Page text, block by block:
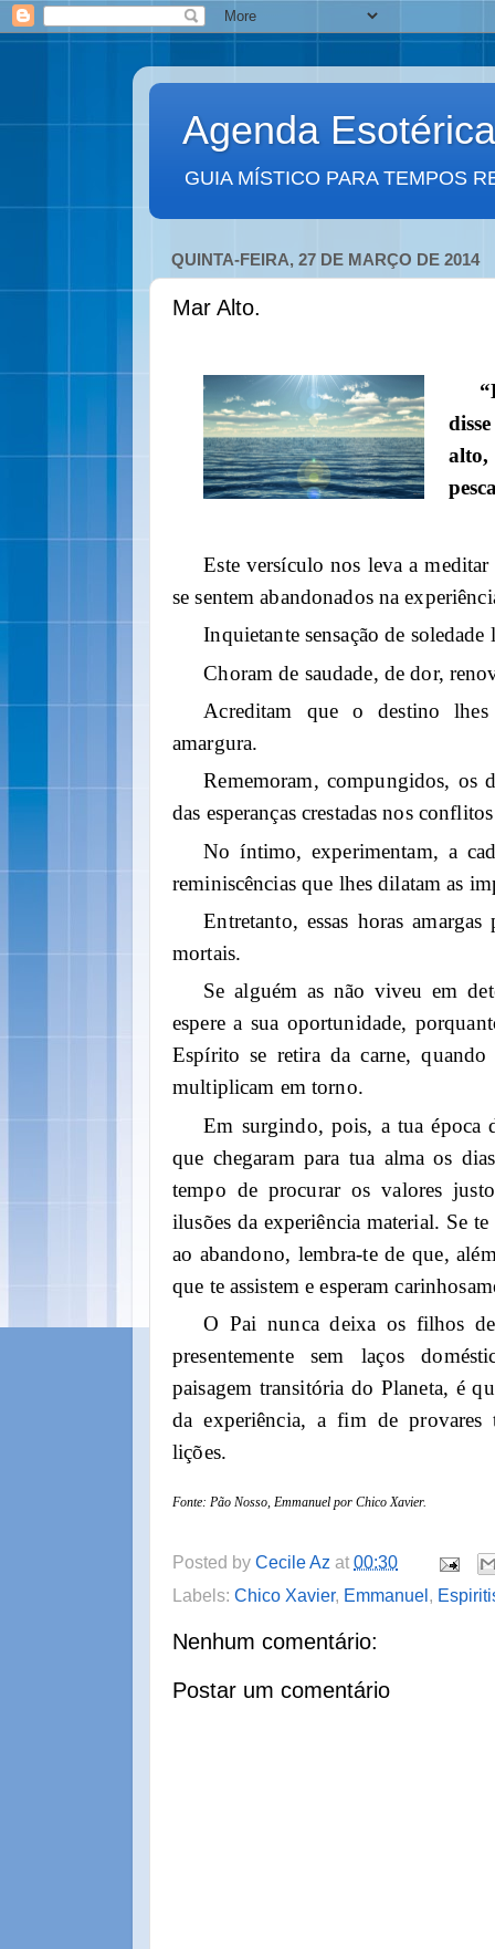
Agenda Esotérica
GUIA MÍSTICO PARA TEMPOS
QUINTA-FEIRA, 27 DE MARÇO DE 2014
Mar Alto.
alto,
Este versículo nos leva a
se sentem abandonados na
Inquietante sensação de soledade
Choram de saudade, de dor,
Acreditam que o destino
amargura.
Rememoram, compungidos, os
das esperanças crestadas nos
No íntimo, experimentam, a
reminiscências que lhes dilatam as
Entretanto, essas horas
mortais.
Se alguém as não viveu em
espere a sua oportunidade,
Espírito se retira da carne,
multiplicam em torno.
Em surgindo, pois, a tua época
que chegaram para tua alma os
tempo de procurar os valores
ilusões da experiência material. Se
ao abandono, lembra-te de que,
que te assistem e esperam
O Pai nunca deixa os filhos
presentemente sem laços
paisagem transitória do Planeta, é
da experiência, a fim de provares
lições.
Fonte: Pão Nosso, Emmanuel por Chico Xavier.
Posted by Cecile Az at 00:30
Labels: Chico Xavier, Emmanuel ,
Nenhum comentário:
Postar um comentário